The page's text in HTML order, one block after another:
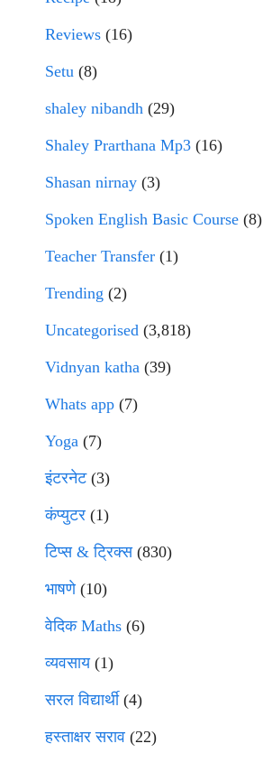
Reviews (16)
Setu (8)
shaley nibandh (29)
Shaley Prarthana Mp3 (16)
Shasan nirnay (3)
Spoken English Basic Course (8)
Teacher Transfer (1)
Trending (2)
Uncategorised (3,818)
Vidnyan katha (39)
Whats app (7)
Yoga (7)
इंटरनेट(3)
कंप्युटर (1)
टिप्स & ट्रिक्स(830)
भाषणे(10)
वेदिक Maths (6)
व्यवसाय(1)
सरल विद्यार्थी(4)
हस्ताक्षर सराव (22)